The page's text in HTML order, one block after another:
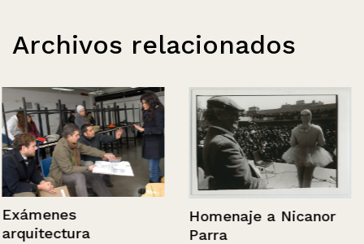
Archivos relacionados
Exámenes
arquitectura
Homenaje a Nicanor
Parra